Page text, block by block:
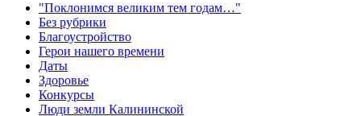
"Поклонимся великим тем годам…"
Без рубрики
Благоустройство
Герои нашего времени
Даты
Здоровье
Конкурсы
Люди земли Калининской